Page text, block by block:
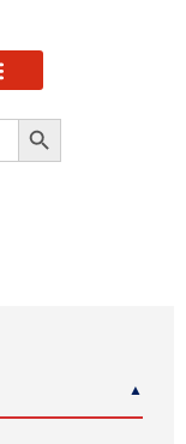
SEARCH BUTTON